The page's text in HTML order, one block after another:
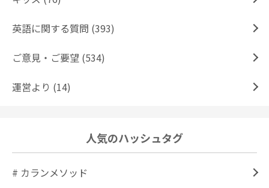
英語に関する質問 (393)
ご意見・ご要望 (534)
運営より (14)
人気のハッシュタグ
# カランメソッド